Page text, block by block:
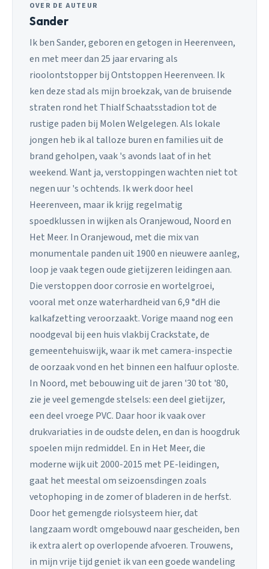
OVER DE AUTEUR
Sander
Ik ben Sander, geboren en getogen in Heerenveen,
en met meer dan 25 jaar ervaring als
rioolontstopper bij Ontstoppen Heerenveen. Ik
ken deze stad als mijn broekzak, van de bruisende
straten rond het Thialf Schaatsstadion tot de
rustige paden bij Molen Welgelegen. Als lokale
jongen heb ik al talloze buren en families uit de
brand geholpen, vaak 's avonds laat of in het
weekend. Want ja, verstoppingen wachten niet tot
negen uur 's ochtends. Ik werk door heel
Heerenveen, maar ik krijg regelmatig
spoedklussen in wijken als Oranjewoud, Noord en
Het Meer. In Oranjewoud, met die mix van
monumentale panden uit 1900 en nieuwere aanleg,
loop je vaak tegen oude gietijzeren leidingen aan.
Die verstoppen door corrosie en wortelgroei,
vooral met onze waterhardheid van 6,9 °dH die
kalkafzetting veroorzaakt. Vorige maand nog een
noodgeval bij een huis vlakbij Crackstate, de
gemeentehuiswijk, waar ik met camera-inspectie
de oorzaak vond en het binnen een halfuur oploste.
In Noord, met bebouwing uit de jaren '30 tot '80,
zie je veel gemengde stelsels: een deel gietijzer,
een deel vroege PVC. Daar hoor ik vaak over
drukvariaties in de oudste delen, en dan is hoogdruk
spoelen mijn redmiddel. En in Het Meer, die
moderne wijk uit 2000-2015 met PE-leidingen,
gaat het meestal om seizoensdingen zoals
vetophoping in de zomer of bladeren in de herfst.
Door het gemengde riolsysteem hier, dat
langzaam wordt omgebouwd naar gescheiden, ben
ik extra alert op overlopende afvoeren. Trouwens,
in mijn vrije tijd geniet ik van een goede wandeling